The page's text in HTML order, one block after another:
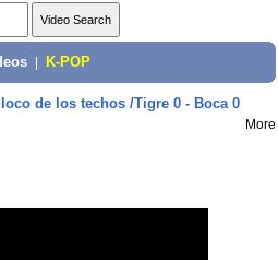
K-POP
de los techos /Tigre 0 - Boca 0
More